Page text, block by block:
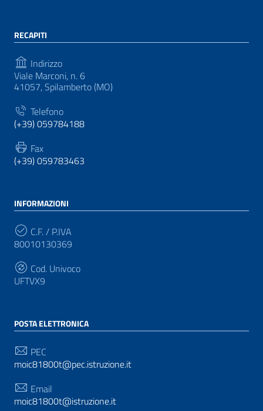
RECAPITI
Indirizzo
Viale Marconi, n. 6
41057, Spilamberto (MO)
Telefono
(+39) 059784188
Fax
(+39) 059783463
INFORMAZIONI
C.F. / P.IVA
80010130369
Cod. Univoco
UFTVX9
POSTA ELETTRONICA
PEC
moic81800t@pec.istruzione.it
Email
moic81800t@istruzione.it